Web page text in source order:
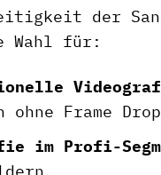
der
Wahl für:
Frame
im Profi-